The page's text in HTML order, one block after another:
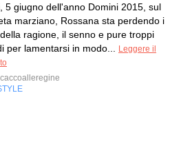
5 giugno dell'anno Domini 2015, sul
marziano, Rossana sta perdendo i
ragione, il senno e pure troppi
per lamentarsi in modo...
Leggere il